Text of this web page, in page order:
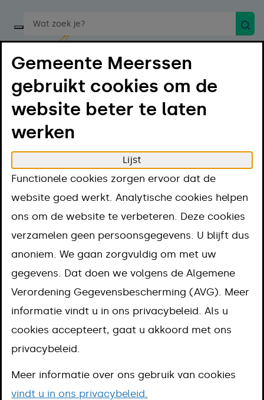
Start een spraakopdracht
Menu
Home
Regelen
Hulp bij laag inkomen en geldzorgen
Regelingen
Volwassenenfonds Sport & Cultuur
Sport & Cultuur
Aanpak
Omschrijving
Voorwaarden
Meer informatie
Gemeente Meerssen
gebruikt cookies om de
website beter te laten
werken
Lijst
Functionele cookies zorgen ervoor dat de
website goed werkt. Analytische cookies helpen
ons om de website te verbeteren. Deze cookies
verzamelen geen persoonsgegevens. U blijft dus
anoniem. We gaan zorgvuldig om met uw
gegevens. Dat doen we volgens de Algemene
Verordening Gegevensbescherming (AVG). Meer
informatie vindt u in ons privacybeleid. Als u
cookies accepteert, gaat u akkoord met ons
privacybeleid.
Meer informatie over ons gebruik van cookies
vindt u in ons privacybeleid.